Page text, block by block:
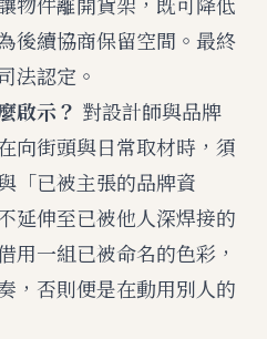
後續協商保留空間。最終
法認定。
啟示？ 對設計師與品牌
向街頭與日常取材時，須
「已被主張的品牌資
延伸至已被他人深焊接的
用一組已被命名的色彩，
，否則便是在動用別人的